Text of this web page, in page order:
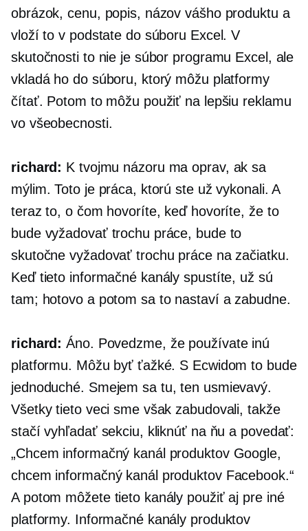
obrázok, cenu, popis, názov vášho produktu a
vloží to v podstate do súboru Excel. V
skutočnosti to nie je súbor programu Excel, ale
vkladá ho do súboru, ktorý môžu platformy
čítať. Potom to môžu použiť na lepšiu reklamu
vo všeobecnosti.
richard: K tvojmu názoru ma oprav, ak sa
mýlim. Toto je práca, ktorú ste už vykonali. A
teraz to, o čom hovoríte, keď hovoríte, že to
bude vyžadovať trochu práce, bude to
skutočne vyžadovať trochu práce na začiatku.
Keď tieto informačné kanály spustíte, už sú
tam; hotovo a potom sa to nastaví a zabudne.
richard: Áno. Povedzme, že používate inú
platformu. Môžu byť ťažké. S Ecwidom to bude
jednoduché. Smejem sa tu, ten usmievavý.
Všetky tieto veci sme však zabudovali, takže
stačí vyhľadať sekciu, kliknúť na ňu a povedať:
„Chcem informačný kanál produktov Google,
chcem informačný kanál produktov Facebook.“
A potom môžete tieto kanály použiť aj pre iné
platformy. Informačné kanály produktov